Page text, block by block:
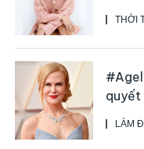
THỜI
Đại
Prada
LÀM
quyết
nữ